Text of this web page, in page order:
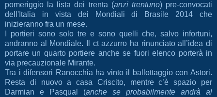
pomeriggio la lista dei trenta (anzi trentuno) pre-convocati
dell'Italia in vista dei Mondiali di Brasile 2014 che
inizieranno fra un mese.
I portieri sono solo tre e sono quelli che, salvo infortuni,
andranno al Mondiale. Il ct azzurro ha rinunciato all’idea di
portare un quarto portiere anche se fuori elenco porterà in
via precauzionale Mirante.
Tra i difensori Ranocchia ha vinto il ballottaggio con Astori.
Resta di nuovo a casa Criscito, mentre c’è spazio per
Darmian e Pasqual (anche se probabilmente andrà al